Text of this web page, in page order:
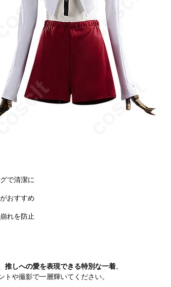
で清潔に
おすすめ
れを防止
推しへの愛を表現できる特別な一着。
や撮影で一層輝いてください。